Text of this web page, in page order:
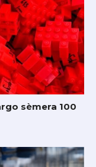
sèmera 100